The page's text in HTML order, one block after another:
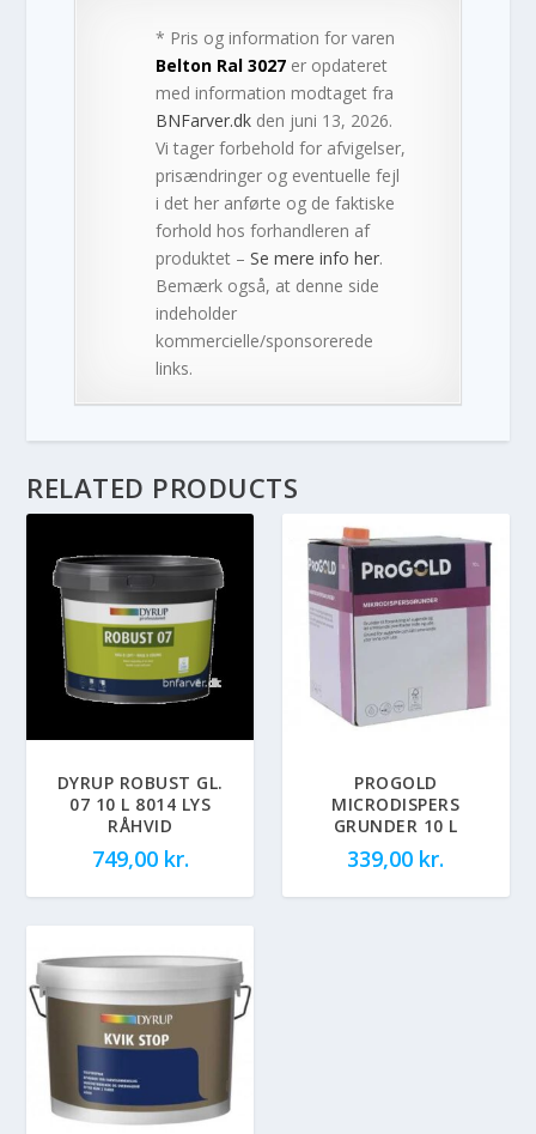
* Pris og information for varen
Belton Ral 3027 er opdateret
med information modtaget fra
BNFarver.dk den juni 13, 2026.
Vi tager forbehold for afvigelser,
prisændringer og eventuelle fejl
i det her anførte og de faktiske
forhold hos forhandleren af
produktet –Se mere info her.
Bemærk også, at denne side
indeholder
kommercielle/sponsorerede
links.
RELATED PRODUCTS
DYRUP ROBUST GL.
07 10 L 8014 LYS
RÅHVID
749,00 kr.
PROGOLD
MICRODISPERS
GRUNDER 10 L
339,00 kr.